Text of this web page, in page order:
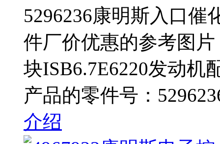
5296236康明斯入口催
件厂价优惠的参考图
块ISB6.7E6220发动机
产品的零件号：
介绍